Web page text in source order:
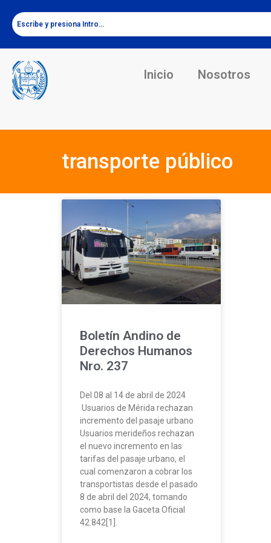
Inicio Nosotros
transporte público
Boletín Andino de
Derechos Humanos
Nro. 237
Del 08 al 14 de abril de 2024
Usuarios de Mérida rechazan
incremento del pasaje urbano
Usuarios merideños rechazan
el nuevo incremento en las
tarifas del pasaje urbano, el
cual comenzaron a cobrar los
transportistas desde el pasado
8 de abril del 2024, tomando
como base la Gaceta Oficial
42.842[1].